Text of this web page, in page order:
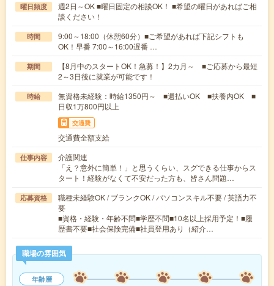
曜日頻度
週2日～OK ■曜日固定の相談OK！ ■希望の曜日があればご相
談ください！
時間
9:00～18:00（休憩60分）■ご希望があれば下記シフトも
OK！早番 7:00～16:00遅番 …
期間
【8月中のスタートOK！急募！】2カ月～ ■ご応募から最短
2～3日後に就業が可能です！
時給
無資格未経験：時給1350円～ ■週払いOK ■扶養内OK ■
日収1万800円以上
交通費
交通費全額支給
仕事内容
介護関連
「え？意外に簡単！」と思うくらい、スグできる仕事からス
タート！経験がなくて不安だった方も、皆さん問題…
応募資格
職種未経験OK / ブランクOK / パソコンスキル不要 / 英語力不
要
■資格・経験・年齢不問■学歴不問■10名以上採用予定！■履
歴書不要■社会保険完備■社員登用あり（紹介…
職場の雰囲気
年齢層